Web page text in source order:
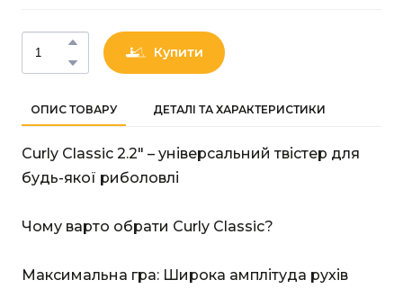
Купити
ОПИС ТОВАРУ ДЕТАЛІ ТА ХАРАКТЕРИСТИКИ
Curly Classic 2.2" – універсальний твістер для
будь-якої риболовлі
Чому варто обрати Curly Classic?
Максимальна гра: Широка амплітуда рухів